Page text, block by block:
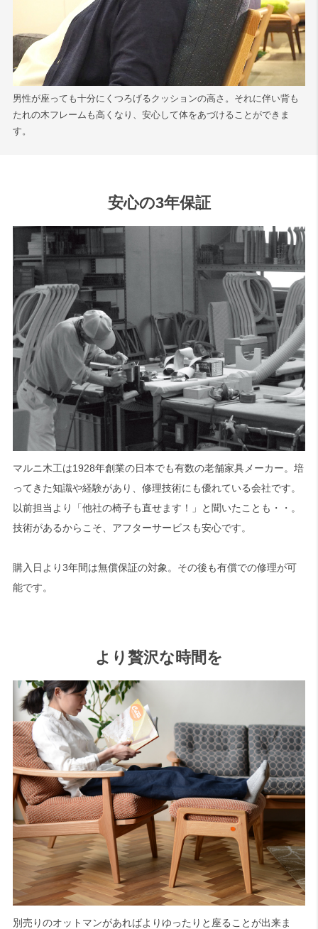
男性が座っても十分にくつろげるクッションの高さ。それに伴い背も
たれの木フレームも高くなり、安心して体をあづけることができま
す。
安心の3年保証
マルニ木工は1928年創業の日本でも有数の老舗家具メーカー。培
ってきた知識や経験があり、修理技術にも優れている会社です。
以前担当より「他社の椅子も直せます！」と聞いたことも・・。
技術があるからこそ、アフターサービスも安心です。
購入日より3年間は無償保証の対象。その後も有償での修理が可
能です。
より贅沢な時間を
別売りのオットマンがあればよりゆったりと座ることが出来ま